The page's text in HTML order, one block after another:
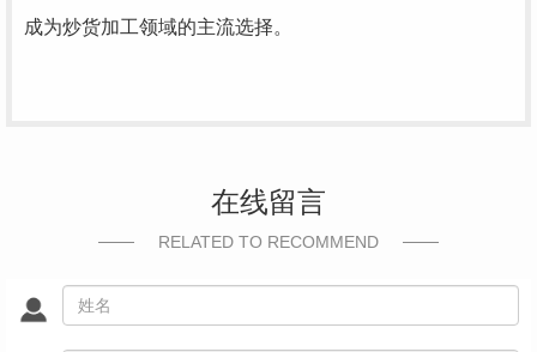
成为炒货加工领域的主流选择。
在线留言
RELATED TO RECOMMEND